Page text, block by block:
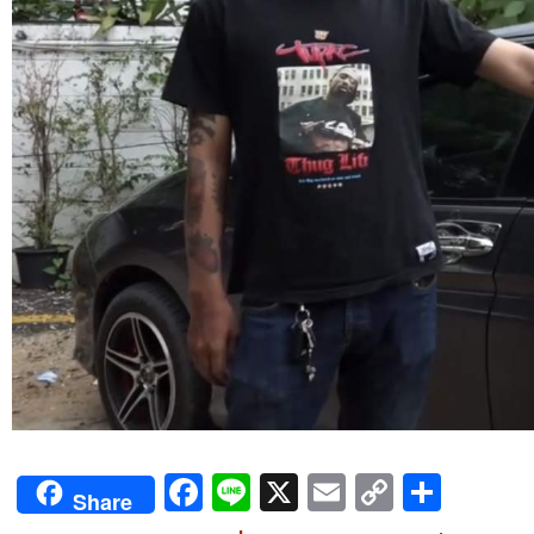
Share Facebook
Line
X Email
Copy